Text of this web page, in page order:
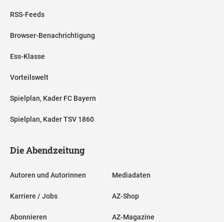
RSS-Feeds
Browser-Benachrichtigung
Ess-Klasse
Vorteilswelt
Spielplan, Kader FC Bayern
Spielplan, Kader TSV 1860
Die Abendzeitung
Autoren und Autorinnen
Karriere / Jobs
Abonnieren
Mediadaten
AZ-Shop
AZ-Magazine